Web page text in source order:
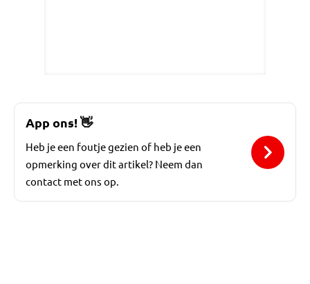
App ons!👋
Heb je een foutje gezien of heb je een
opmerking over dit artikel? Neem dan
contact met ons op.